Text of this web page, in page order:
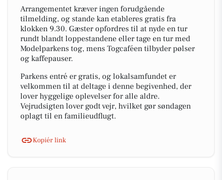
Arrangementet kræver ingen forudgående
tilmelding, og stande kan etableres gratis fra
klokken 9.30. Gæster opfordres til at nyde en tur
rundt blandt loppestandene eller tage en tur med
Modelparkens tog, mens Togcaféen tilbyder pølser
og kaffepauser.
Parkens entré er gratis, og lokalsamfundet er
velkommen til at deltage i denne begivenhed, der
lover hyggelige oplevelser for alle aldre.
Vejrudsigten lover godt vejr, hvilket gør søndagen
oplagt til en familieudflugt.
Kopiér link